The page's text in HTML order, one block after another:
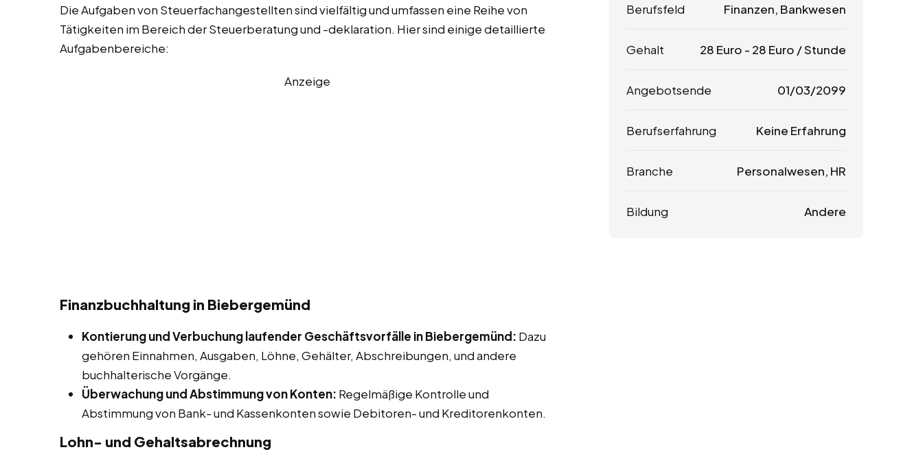
Die Aufgaben von Steuerfachangestellten sind vielfältig und umfassen eine Reihe von
Tätigkeiten im Bereich der Steuerberatung und -deklaration. Hier sind einige detaillierte
Aufgabenbereiche:
Anzeige
Finanzbuchhaltung in Biebergemünd
Kontierung und Verbuchung laufender Geschäftsvorfälle in Biebergemünd: Dazu
gehören Einnahmen, Ausgaben, Löhne, Gehälter, Abschreibungen, und andere
buchhalterische Vorgänge.
Überwachung und Abstimmung von Konten: Regelmäßige Kontrolle und
Abstimmung von Bank- und Kassenkonten sowie Debitoren- und Kreditorenkonten.
Lohn- und Gehaltsabrechnung
Berufsfeld Finanzen, Bankwesen
Gehalt 28 Euro - 28 Euro / Stunde
Angebotsende 01/03/2099
Berufserfahrung Keine Erfahrung
Branche Personalwesen, HR
Bildung Andere